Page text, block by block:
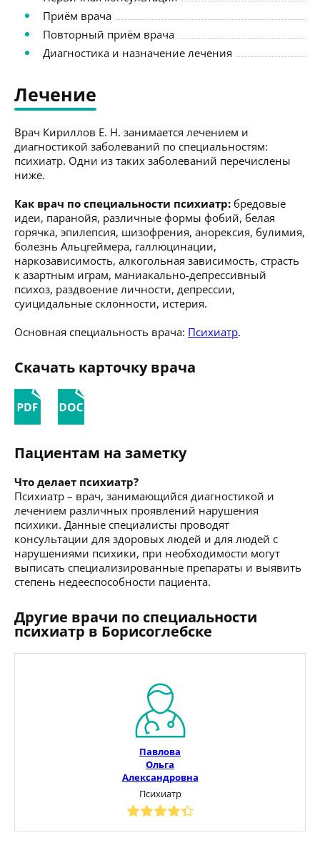
Приём врача
Повторный приём врача
Диагностика и назначение лечения
Лечение
Врач Кириллов Е. Н. занимается лечением и
диагностикой заболеваний по специальностям:
психиатр. Одни из таких заболеваний перечислены
ниже.
Как врач по специальности психиатр: бредовые
идеи, паранойя, различные формы фобий, белая
горячка, эпилепсия, шизофрения, анорексия, булимия,
болезнь Альцгеймера, галлюцинации,
наркозависимость, алкогольная зависимость, страсть
к азартным играм, маниакально-депрессивный
психоз, раздвоение личности, депрессии,
суицидальные склонности, истерия.
Основная специальность врача: Психиатр.
Скачать карточку врача
Пациентам на заметку
Что делает психиатр?
Психиатр – врач, занимающийся диагностикой и
лечением различных проявлений нарушения
психики. Данные специалисты проводят
консультации для здоровых людей и для людей с
нарушениями психики, при необходимости могут
выписать специализированные препараты и выявить
степень недееспособности пациента.
Другие врачи по специальности
психиатр в Борисоглебске
Павлова
Ольга
Александровна
Психиатр